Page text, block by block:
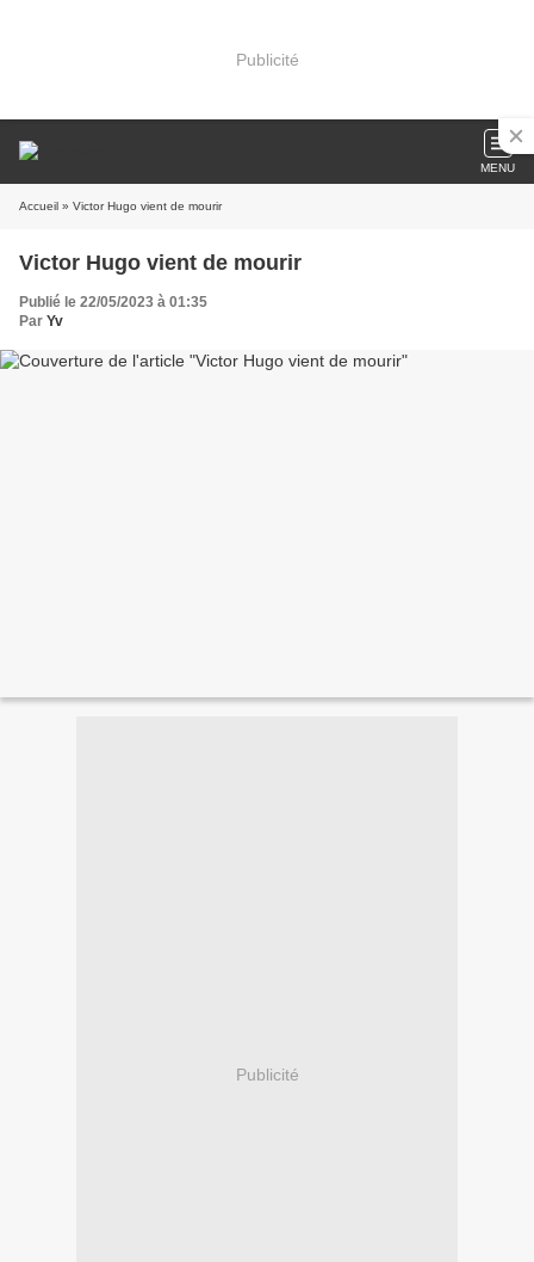
Publicité
MENU
Accueil » Victor Hugo vient de mourir
Victor Hugo vient de mourir
Publié le 22/05/2023 à 01:35
Par Yv
Publicité